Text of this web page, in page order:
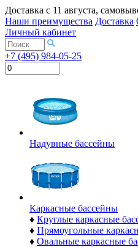
Доставка с 11 августа,
Наши преимущества Доставка
Личный кабинет
+7 (495) 984-05-25
Надувные бассейны
Каркасные бассейны
♦ Круглые каркасные
♦ Прямоугольные
♦ Овальные каркасные